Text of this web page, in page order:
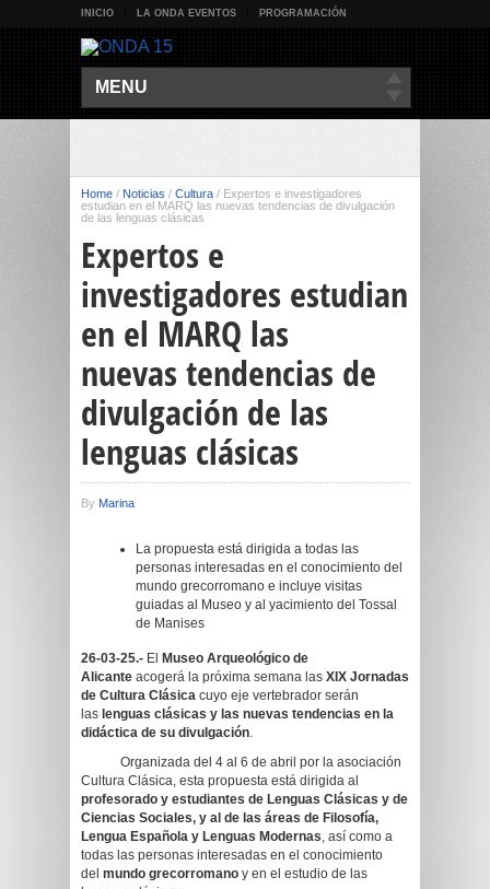
INICIO LA ONDA EVENTOS PROGRAMACIÓN
MENU
Home / Noticias / Cultura / Expertos e investigadores
estudian en el MARQ las nuevas tendencias de divulgación
de las lenguas clásicas
Expertos e
investigadores estudian
en el MARQ las
nuevas tendencias de
divulgación de las
lenguas clásicas
By Marina
La propuesta está dirigida a todas las
personas interesadas en el conocimiento del
mundo grecorromano e incluye visitas
guiadas al Museo y al yacimiento del Tossal
de Manises
26-03-25.- El Museo Arqueológico de
Alicante acogerá la próxima semana las XIX Jornadas
de Cultura Clásica cuyo eje vertebrador serán
las lenguas clásicas y las nuevas tendencias en la
didáctica de su divulgación.
Organizada del 4 al 6 de abril por la asociación
Cultura Clásica, esta propuesta está dirigida al
profesorado y estudiantes de Lenguas Clásicas y de
Ciencias Sociales, y al de las áreas de Filosofía,
Lengua Española y Lenguas Modernas, así como a
todas las personas interesadas en el conocimiento
del mundo grecorromano y en el estudio de las